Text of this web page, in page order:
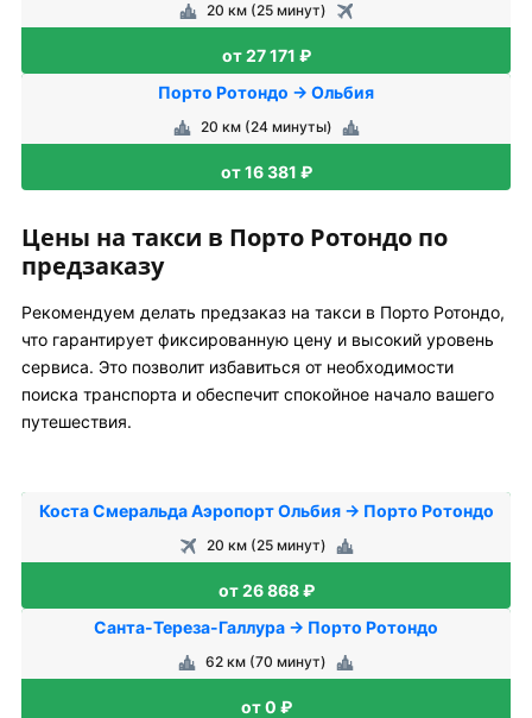
20 км (25 минут)
от 27 171 ₽
Порто Ротондо → Ольбия
20 км (24 минуты)
от 16 381 ₽
Цены на такси в Порто Ротондо по
предзаказу
Рекомендуем делать предзаказ на такси в Порто Ротондо,
что гарантирует фиксированную цену и высокий уровень
сервиса. Это позволит избавиться от необходимости
поиска транспорта и обеспечит спокойное начало вашего
путешествия.
Коста Смеральда Аэропорт Ольбия → Порто Ротондо
20 км (25 минут)
от 26 868 ₽
Санта-Тереза-Галлура → Порто Ротондо
62 км (70 минут)
от 0 ₽